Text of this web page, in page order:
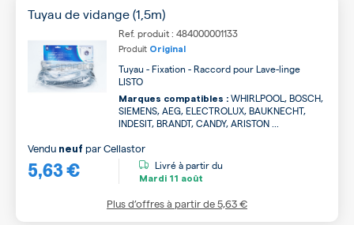
Tuyau de vidange (1,5m)
Ref. produit : 484000001133
Produit Original
Tuyau - Fixation - Raccord pour Lave-linge
LISTO
Marques compatibles : WHIRLPOOL, BOSCH,
SIEMENS, AEG, ELECTROLUX, BAUKNECHT,
INDESIT, BRANDT, CANDY, ARISTON ...
5,63 €
Vendu neuf parCellastor
Livré à partir du
Mardi 11 août
Plus d’offres à partir de5,63 €